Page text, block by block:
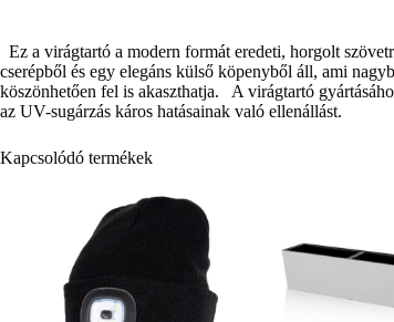
Ez a virágtartó a modern formát eredeti, horgolt
cserépből és egy elegáns külső köpenyből áll, ami
köszönhetően fel is akaszthatja. A virágtartó
az UV-sugárzás káros hatásainak való ellenállást.
Kapcsolódó termékek